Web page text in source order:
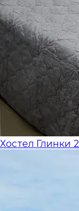
Хостел Глинки 2